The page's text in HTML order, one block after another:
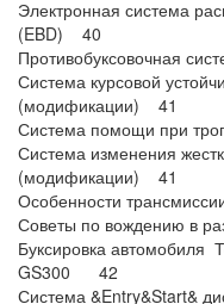
Электронная система
(EBD) 40
Противобуксовочная
Система курсовой
(модификации) 41
Система помощи при
Система изменения
(модификации) 41
Особенности
Советы по вождению в
Буксировка автомобиля
GS300 42
Система &Entry&Start&